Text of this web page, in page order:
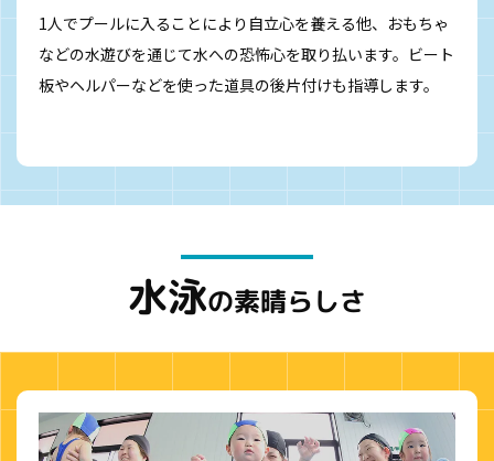
1人でプールに入ることにより自立心を養える他、おもちゃ
などの水遊びを通じて水への恐怖心を取り払います。ビート
板やヘルパーなどを使った道具の後片付けも指導します。
水泳の素晴らしさ